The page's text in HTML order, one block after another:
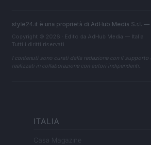
style24.it è una proprietà di AdHub Media S.r.l. —
Copyright © 2026 · Edito da AdHub Media — Italia
Tutti i diritti riservati
I contenuti sono curati dalla redazione con il
realizzati in collaborazione con autori indipendenti.
ITALIA
Casa Magazine